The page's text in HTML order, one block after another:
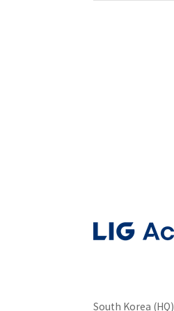
South Korea (HQ)